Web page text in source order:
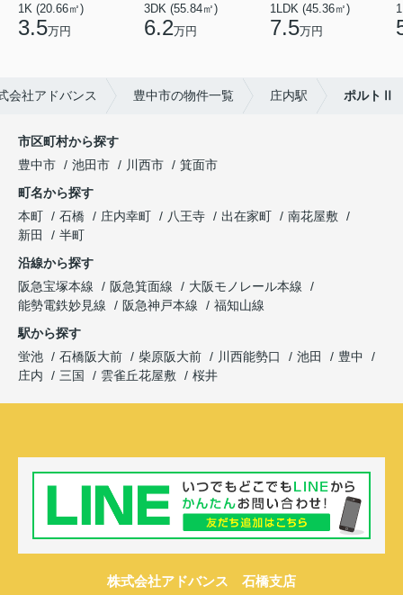
1K (20.66㎡)
3.5万円
3DK (55.84㎡)
6.2万円
1LDK (45.36㎡)
7.5万円
会社アドバンス 豊中市の物件一覧 庄内駅 ポルトⅡ
市区町村から探す
豊中市
池田市 川西市
箕面市
町名から探す
本町
石橋 庄内幸町 八王寺 出在家町
南花屋敷
新田
半町
沿線から探す
阪急宝塚本線
阪急箕面線
大阪モノレール本線
能勢電鉄妙見線
阪急神戸本線
福知山線
駅から探す
蛍池
石橋阪大前 柴原阪大前 川西能勢口 池田
豊中
庄内
三国 雲雀丘花屋敷 桜井
株式会社アドバンス 石橋支店